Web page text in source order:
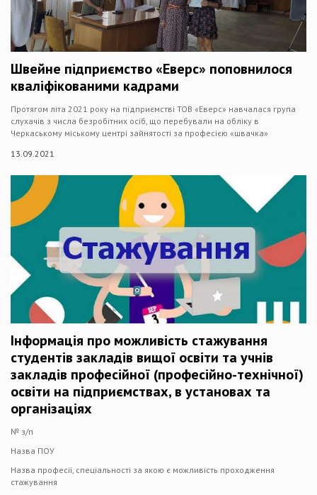
Швейне підприємство «Еверс» поповнилося
кваліфікованими кадрами
Протягом літа 2021 року на підприємстві ТОВ «Еверс» навчалася група
слухачів з числа безробітних осіб, що перебували на обліку в
Черкаському міському центрі зайнятості за професією «швачка»
13.09.2021
Інформація про можливість стажування
студентів закладів вищої освіти та учнів
закладів професійної (професійно-технічної)
освіти на підприємствах, в установах та
організаціях
№ з/п
Назва ПОУ
Назва професії, спеціальності за якою є можливість проходження
стажування